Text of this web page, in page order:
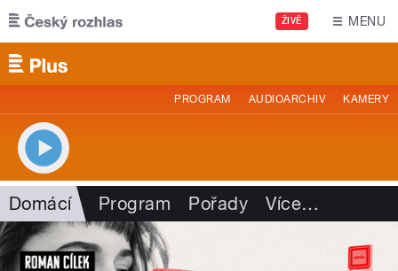
Přejít k hlavnímu obsahu
ŽIVĚ MENU
PROGRAM AUDIOARCHIV KAMERY
Domácí Program Pořady Více…